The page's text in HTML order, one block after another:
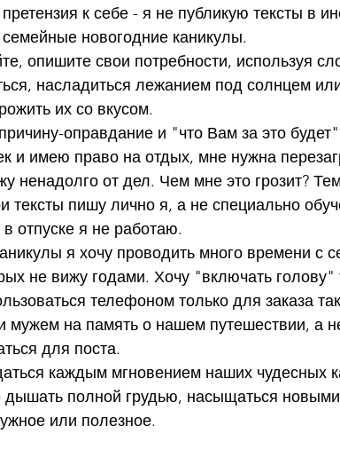
к себе - я не публикую тексты в
новогодние каникулы.
опишите свои потребности, используя
насладиться лежанием под солнцем
их со вкусом.
оправдание и "что Вам за это
и имею право на отдых, мне нужна
ненадолго от дел. Чем мне это грозит?
тексты пишу лично я, а не специально
отпуске я не работаю.
я хочу проводить много времени с
не вижу годами. Хочу "включать
телефоном только для заказа
мужем на память о нашем путешествии, а
для поста.
каждым мгновением наших чудесных
полной грудью, насыщаться
или полезное.